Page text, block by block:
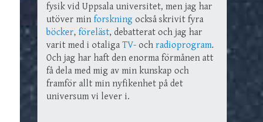
fysik vid Uppsala universitet, men jag har
utöver min forskning också skrivit fyra
böcker, föreläst, debatterat och jag har
varit med i otaliga TV- och radioprogram.
Och jag har haft den enorma förmånen att
få dela med mig av min kunskap och
framför allt min nyfikenhet på det
universum vi lever i.